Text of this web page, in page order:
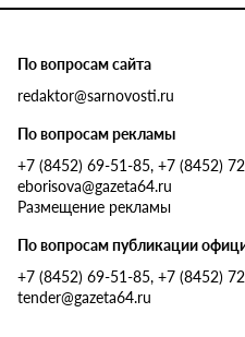
По вопросам сайта
redaktor@sarnovosti.ru
По вопросам рекламы
+7 (8452) 69-51-85, +7 (8452)
eborisova@gazeta64.ru
Размещение рекламы
По вопросам публикации
+7 (8452) 69-51-85, +7 (8452)
tender@gazeta64.ru